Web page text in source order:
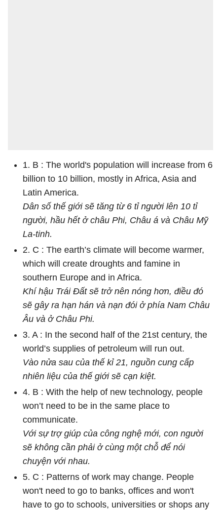
1. B : The world's population will increase from 6
billion to 10 billion, mostly in Africa, Asia and
Latin America.
Dân số thế giới sẽ tăng từ 6 tỉ người lên 10 tỉ
người, hầu hết ở châu Phi, Châu á và Châu Mỹ
La-tinh.
2. C : The earth’s climate will become warmer,
which will create droughts and famine in
southern Europe and in Africa.
Khí hậu Trái Đất sẽ trở nên nóng hơn, điều đó
sẽ gây ra hạn hán và nạn đói ở phía Nam Châu
Âu và ở Châu Phi.
3. A : In the second half of the 21st century, the
world’s supplies of petroleum will run out.
Vào nửa sau của thế kỉ 21, nguồn cung cấp
nhiên liệu của thế giới sẽ cạn kiệt.
4. B : With the help of new technology, people
won’t need to be in the same place to
communicate.
Với sự trợ giúp của công nghệ mới, con người
sẽ không cần phải ở cùng một chỗ để nói
chuyện với nhau.
5. C : Patterns of work may change. People
won't need to go to banks, offices and won't
have to go to schools, universities or shops any